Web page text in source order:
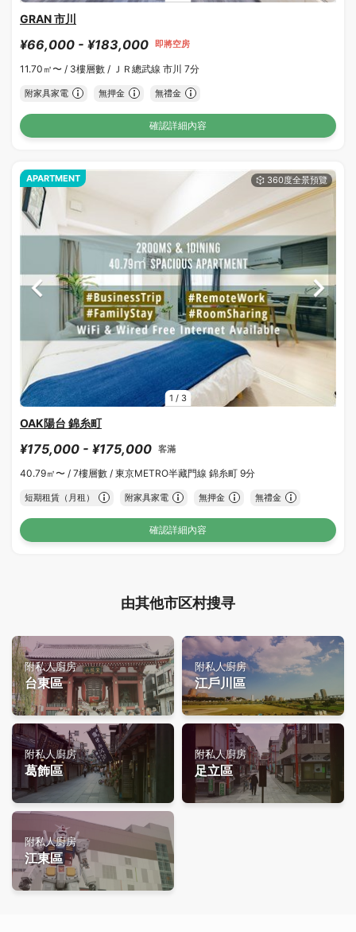
GRAN 市川
¥66,000 - ¥183,000 即將空房
11.70㎡〜 / 3樓層數 / ＪＲ總武線 市川 7分
附家具家電 無押金 無禮金
確認詳細內容
1 / 3
APARTMENT
OAK陽台 錦糸町
¥175,000 - ¥175,000 客滿
40.79㎡〜 / 7樓層數 / 東京METRO半藏門線 錦糸町 9分
短期租賃（月租） 附家具家電 無押金 無禮金
確認詳細內容
由其他市区村搜寻
附私人廚房
台東區
附私人廚房
江戶川區
附私人廚房
葛飾區
附私人廚房
足立區
附私人廚房
江東區